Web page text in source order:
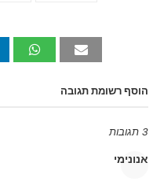
הוסף רשומת תגובה
3 תגובות
אנונימי